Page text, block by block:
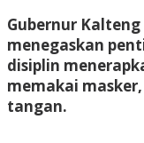
Gubernur
menegaskan
disiplin
memakai
tangan.